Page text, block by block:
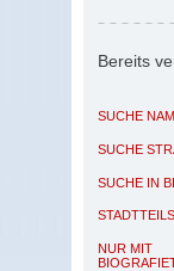
Bereits
SUCHE
SUCHE
SUCHE IN
NUR MIT